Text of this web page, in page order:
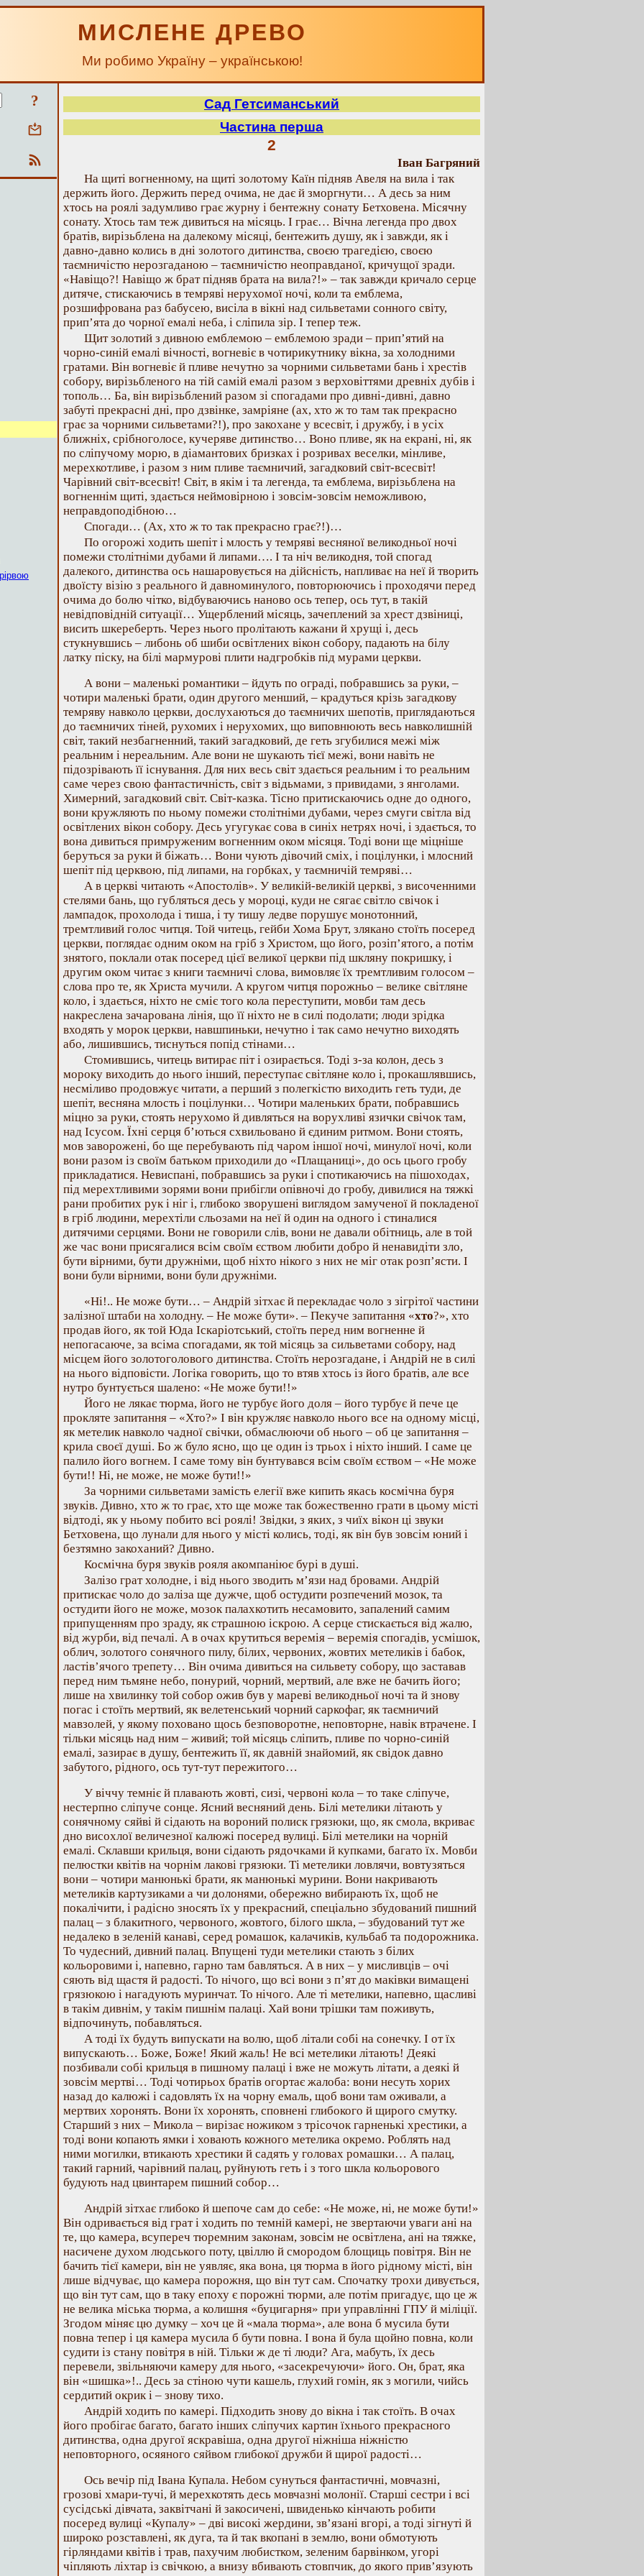
МИСЛЕНЕ ДРЕВО
Ми робимо Україну – українською!
?
Сад Гетсиманський
Частина перша
2
Іван Багряний
На щиті вогненному, на щиті золотому Каїн підняв Авеля на вила і так
держить його. Держить перед очима, не дає й зморгнути… А десь за ним
хтось на роялі задумливо грає журну і бентежну сонату Бетховена. Місячну
сонату. Хтось там теж дивиться на місяць. І грає… Вічна легенда про двох
братів, вирізьблена на далекому місяці, бентежить душу, як і завжди, як і
давно-давно колись в дні золотого дитинства, своєю трагедією, своєю
таємничістю нерозгаданою – таємничістю неоправданої, кричущої зради.
«Навіщо?! Навіщо ж брат підняв брата на вила?!» – так завжди кричало серце
дитяче, стискаючись в темряві нерухомої ночі, коли та емблема,
розшифрована раз бабусею, висіла в вікні над сильветами сонного світу,
прип’ята до чорної емалі неба, і сліпила зір. І тепер теж.
Щит золотий з дивною емблемою – емблемою зради – прип’ятий на
чорно-синій емалі вічності, вогневіє в чотирикутнику вікна, за холодними
гратами. Він вогневіє й пливе нечутно за чорними сильветами бань і хрестів
собору, вирізьбленого на тій самій емалі разом з верховіттями древніх дубів і
тополь… Ба, він вирізьблений разом зі спогадами про дивні-дивні, давно
забуті прекрасні дні, про дзвінке, замріяне (ах, хто ж то там так прекрасно
грає за чорними сильветами?!), про закохане у всесвіт, і дружбу, і в усіх
ближніх, срібноголосе, кучеряве дитинство… Воно пливе, як на екрані, ні, як
по сліпучому морю, в діамантових бризках і розривах веселки, мінливе,
мерехкотливе, і разом з ним пливе таємничий, загадковий світ-всесвіт!
Чарівний світ-всесвіт! Світ, в якім і та легенда, та емблема, вирізьблена на
вогненнім щиті, здається неймовірною і зовсім-зовсім неможливою,
неправдоподібною…
Спогади… (Ах, хто ж то так прекрасно грає?!)…
По огорожі ходить шепіт і млость у темряві весняної великодньої ночі
помежи столітніми дубами й липами…. І та ніч великодня, той спогад
далекого, дитинства ось нашаровується на дійсність, напливає на неї й творить
двоїсту візію з реального й давноминулого, повторюючись і проходячи перед
очима до болю чітко, відбуваючись наново ось тепер, ось тут, в такій
невідповідній ситуації… Ущерблений місяць, зачеплений за хрест дзвіниці,
висить шкереберть. Через нього пролітають кажани й хрущі і, десь
стукнувшись – либонь об шиби освітлених вікон собору, падають на білу
латку піску, на білі мармурові плити надгробків під мурами церкви.
А вони – маленькі романтики – йдуть по ограді, побравшись за руки, –
чотири маленькі брати, один другого менший, – крадуться крізь загадкову
темряву навколо церкви, дослухаються до таємничих шепотів, приглядаються
до таємничих тіней, рухомих і нерухомих, що виповнюють весь навколишній
світ, такий незбагненний, такий загадковий, де геть згубилися межі між
реальним і нереальним. Але вони не шукають тієї межі, вони навіть не
підозрівають її існування. Для них весь світ здається реальним і то реальним
саме через свою фантастичність, світ з відьмами, з привидами, з янголами.
Химерний, загадковий світ. Світ-казка. Тісно притискаючись одне до одного,
вони кружляють по ньому помежи столітніми дубами, через смуги світла від
освітлених вікон собору. Десь угугукає сова в синіх нетрях ночі, і здається, то
вона дивиться примруженим вогненним оком місяця. Тоді вони ще міцніше
беруться за руки й біжать… Вони чують дівочий сміх, і поцілунки, і млосний
шепіт під церквою, під липами, на горбках, у таємничій темряві…
А в церкві читають «Апостолів». У великій-великій церкві, з височенними
стелями бань, що губляться десь у мороці, куди не сягає світло свічок і
лампадок, прохолода і тиша, і ту тишу ледве порушує монотонний,
тремтливий голос читця. Той читець, гейби Хома Брут, злякано стоїть посеред
церкви, поглядає одним оком на гріб з Христом, що його, розіп’ятого, а потім
знятого, поклали отак посеред цієї великої церкви під шкляну покришку, і
другим оком читає з книги таємничі слова, вимовляє їх тремтливим голосом –
слова про те, як Христа мучили. А кругом читця порожньо – велике світляне
коло, і здається, ніхто не сміє того кола переступити, мовби там десь
накреслена зачарована лінія, що її ніхто не в силі подолати; люди зрідка
входять у морок церкви, навшпиньки, нечутно і так само нечутно виходять
або, лишившись, тиснуться попід стінами…
Стомившись, читець витирає піт і озирається. Тоді з-за колон, десь з
мороку виходить до нього інший, переступає світляне коло і, прокашлявшись,
несміливо продовжує читати, а перший з полегкістю виходить геть туди, де
шепіт, весняна млость і поцілунки… Чотири маленьких брати, побравшись
міцно за руки, стоять нерухомо й дивляться на ворухливі язички свічок там,
над Ісусом. Їхні серця б’ються схвильовано й єдиним ритмом. Вони стоять,
мов заворожені, бо ще перебувають під чаром іншої ночі, минулої ночі, коли
вони разом із своїм батьком приходили до «Плащаниці», до ось цього гробу
прикладатися. Невиспані, побравшись за руки і спотикаючись на пішоходах,
під мерехтливими зорями вони прибігли опівночі до гробу, дивилися на тяжкі
рани пробитих рук і ніг і, глибоко зворушені виглядом замученої й покладеної
в гріб людини, мерехтіли сльозами на неї й один на одного і стиналися
дитячими серцями. Вони не говорили слів, вони не давали обітниць, але в той
же час вони присягалися всім своїм єством любити добро й ненавидіти зло,
бути вірними, бути дружніми, щоб ніхто нікого з них не міг отак розп’ясти. І
вони були вірними, вони були дружніми.
«Ні!.. Не може бути… – Андрій зітхає й перекладає чоло з зігрітої частини
залізної штаби на холодну. – Не може бути». – Пекуче запитання «хто?», хто
продав його, як той Юда Іскаріотський, стоїть перед ним вогненне й
непогасаюче, за всіма спогадами, як той місяць за сильветами собору, над
місцем його золотоголового дитинства. Стоїть нерозгадане, і Андрій не в силі
на нього відповісти. Логіка говорить, що то втяв хтось із його братів, але все
нутро бунтується шалено: «Не може бути!!»
Його не лякає тюрма, його не турбує його доля – його турбує й пече це
прокляте запитання – «Хто?» І він кружляє навколо нього все на одному місці,
як метелик навколо чадної свічки, обмаслюючи об нього – об це запитання –
крила своєї душі. Бо ж було ясно, що це один із трьох і ніхто інший. І саме це
палило його вогнем. І саме тому він бунтувався всім своїм єством – «Не може
бути!! Ні, не може, не може бути!!»
За чорними сильветами замість елегії вже кипить якась космічна буря
звуків. Дивно, хто ж то грає, хто ще може так божественно грати в цьому місті
відтоді, як у ньому побито всі роялі! Звідки, з яких, з чиїх вікон ці звуки
Бетховена, що лунали для нього у місті колись, тоді, як він був зовсім юний і
безтямно закоханий? Дивно.
Космічна буря звуків рояля акомпаніює бурі в душі.
Залізо грат холодне, і від нього зводить м’язи над бровами. Андрій
притискає чоло до заліза ще дужче, щоб остудити розпечений мозок, та
остудити його не може, мозок палахкотить несамовито, запалений самим
припущенням про зраду, як страшною іскрою. А серце стискається від жалю,
від журби, від печалі. А в очах крутиться веремія – веремія спогадів, усмішок,
облич, золотого сонячного пилу, білих, червоних, жовтих метеликів і бабок,
ластів’ячого трепету… Він очима дивиться на сильвету собору, що заставав
перед ним тьмяне небо, понурий, чорний, мертвий, але вже не бачить його;
лише на хвилинку той собор ожив був у мареві великодньої ночі та й знову
погас і стоїть мертвий, як велетенський чорний саркофаг, як таємничий
мавзолей, у якому поховано щось безповоротне, неповторне, навік втрачене. І
тільки місяць над ним – живий; той місяць сліпить, пливе по чорно-синій
емалі, зазирає в душу, бентежить її, як давній знайомий, як свідок давно
забутого, рідного, ось тут-тут пережитого…
У віччу темніє й плавають жовті, сизі, червоні кола – то таке сліпуче,
нестерпно сліпуче сонце. Ясний весняний день. Білі метелики літають у
сонячному сяйві й сідають на вороний полиск грязюки, що, як смола, вкриває
дно висохлої величезної калюжі посеред вулиці. Білі метелики на чорній
емалі. Склавши крильця, вони сідають рядочками й купками, багато їх. Мовби
пелюстки квітів на чорнім лакові грязюки. Ті метелики ловлячи, вовтузяться
вони – чотири манюнькі брати, як манюнькі мурини. Вони накривають
метеликів картузиками а чи долонями, обережно вибирають їх, щоб не
покалічити, і радісно зносять їх у прекрасний, спеціально збудований пишний
палац – з блакитного, червоного, жовтого, білого шкла, – збудований тут же
недалеко в зеленій канаві, серед ромашок, калачиків, кульбаб та подорожника.
То чудесний, дивний палац. Впущені туди метелики стають з білих
кольоровими і, напевно, гарно там бавляться. А в них – у мисливців – очі
сяють від щастя й радості. То нічого, що всі вони з п’ят до маківки вимащені
грязюкою і нагадують муринчат. То нічого. Але ті метелики, напевно, щасливі
в такім дивнім, у такім пишнім палаці. Хай вони трішки там поживуть,
відпочинуть, побавляться.
А тоді їх будуть випускати на волю, щоб літали собі на сонечку. І от їх
випускають… Боже, Боже! Який жаль! Не всі метелики літають! Деякі
позбивали собі крильця в пишному палаці і вже не можуть літати, а деякі й
зовсім мертві… Тоді чотирьох братів огортає жалоба: вони несуть хорих
назад до калюжі і садовлять їх на чорну емаль, щоб вони там оживали, а
мертвих хоронять. Вони їх хоронять, сповнені глибокого й щирого смутку.
Старший з них – Микола – вирізає ножиком з трісочок гарненькі хрестики, а
тоді вони копають ямки і ховають кожного метелика окремо. Роблять над
ними могилки, втикають хрестики й садять у головах ромашки… А палац,
такий гарний, чарівний палац, руйнують геть і з того шкла кольорового
будують над цвинтарем пишний собор…
Андрій зітхає глибоко й шепоче сам до себе: «Не може, ні, не може бути!»
Він одривається від грат і ходить по темній камері, не звертаючи уваги ані на
те, що камера, всупереч тюремним законам, зовсім не освітлена, ані на тяжке,
насичене духом людського поту, цвіллю й смородом блощиць повітря. Він не
бачить тієї камери, він не уявляє, яка вона, ця тюрма в його рідному місті, він
лише відчуває, що камера порожня, що він тут сам. Спочатку трохи дивується,
що він тут сам, що в таку епоху є порожні тюрми, але потім пригадує, що це ж
не велика міська тюрма, а колишня «буцигарня» при управлінні ГПУ й міліції.
Згодом міняє цю думку – хоч це й «мала тюрма», але вона б мусила бути
повна тепер і ця камера мусила б бути повна. І вона й була щойно повна, коли
судити із стану повітря в ній. Тільки ж де ті люди? Ага, мабуть, їх десь
перевели, звільняючи камеру для нього, «засекречуючи» його. Он, брат, яка
він «шишка»!.. Десь за стіною чути кашель, глухий гомін, як з могили, чийсь
сердитий окрик і – знову тихо.
Андрій ходить по камері. Підходить знову до вікна і так стоїть. В очах
його пробігає багато, багато інших сліпучих картин їхнього прекрасного
дитинства, одна другої яскравіша, одна другої ніжніша ніжністю
неповторного, осяяного сяйвом глибокої дружби й щирої радості…
Ось вечір під Івана Купала. Небом сунуться фантастичні, мовчазні,
грозові хмари-тучі, й мерехкотять десь мовчазні молонії. Старші сестри і всі
сусідські дівчата, заквітчані й закосичені, швиденько кінчають робити
посеред вулиці «Купалу» – дві високі жердини, зв’язані вгорі, а тоді зігнуті й
широко розставлені, як дуга, та й так вкопані в землю, вони обмотують
гірляндами квітів і трав, пахучим любистком, зеленим барвінком, угорі
чіпляють ліхтар із свічкою, а внизу вбивають стовпчик, до якого прив’язують